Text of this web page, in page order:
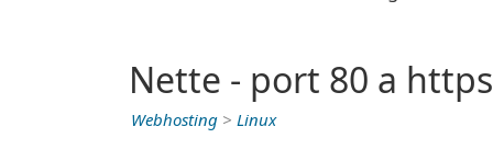
Nette - port 80 a https
Webhosting > Linux